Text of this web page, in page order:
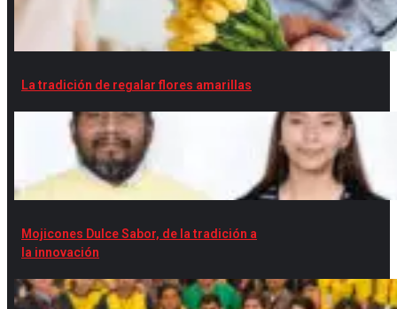
La tradición de regalar flores amarillas
Mojicones Dulce Sabor, de la tradición a
la innovación